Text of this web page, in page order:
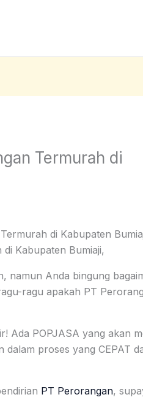
Termurah di
di Kabupaten
Kabupaten Bumiaji,
namun Anda bingung
ragu apakah PT
Ada POPJASA yang akan
proses yang CEPAT
PT Perorangan,